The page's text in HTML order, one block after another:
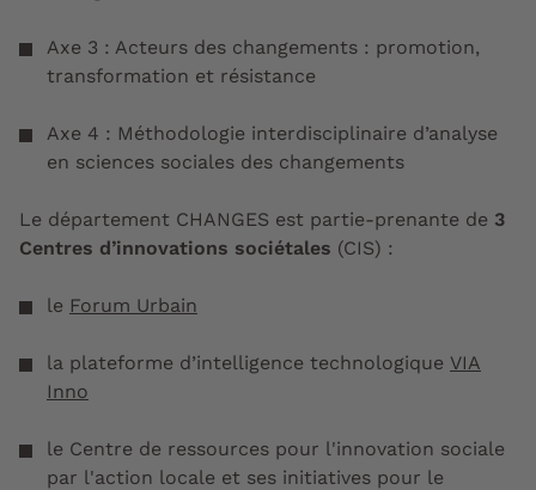
Axe 3 : Acteurs des changements : promotion,
transformation et résistance
Axe 4 : Méthodologie interdisciplinaire d’analyse
en sciences sociales des changements
Le département CHANGES est partie-prenante de 3
Centres d’innovations sociétales (CIS) :
le Forum Urbain
la plateforme d’intelligence technologique VIA
Inno
le Centre de ressources pour l'innovation sociale
par l'action locale et ses initiatives pour le